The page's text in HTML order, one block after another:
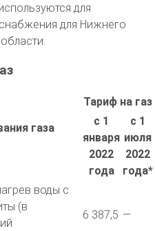
для
для Нижнего
газа
Тариф на газ
с 1
января
2022
года
с 1
июля
2022
года*
воды с
(в
6 387,5 —